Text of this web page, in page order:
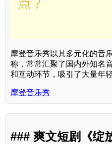
摩登音乐秀以其多元化的音
称，常常汇聚了国内外知名
和互动环节，吸引了大量年
摩登音乐秀
### 爽文短剧《绽